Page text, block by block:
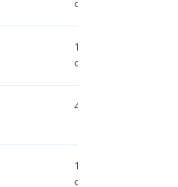
обеззараживание
18 м³/час - сорбция,
обеззраживание,
4 установки
10 м³/ч -
осмос, дозирование,